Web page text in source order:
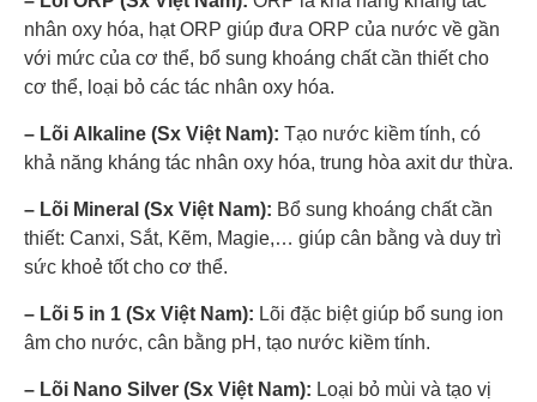
nhân oxy hóa, hạt ORP giúp đưa ORP của nước về gần
với mức của cơ thể, bổ sung khoáng chất cần thiết cho
cơ thể, loại bỏ các tác nhân oxy hóa.
– Lõi Alkaline (Sx Việt Nam): Tạo nước kiềm tính, có
khả năng kháng tác nhân oxy hóa, trung hòa axit dư thừa.
– Lõi Mineral (Sx Việt Nam): Bổ sung khoáng chất cần
thiết: Canxi, Sắt, Kẽm, Magie,… giúp cân bằng và duy trì
sức khoẻ tốt cho cơ thể.
– Lõi 5 in 1 (Sx Việt Nam): Lõi đặc biệt giúp bổ sung ion
âm cho nước, cân bằng pH, tạo nước kiềm tính.
– Lõi Nano Silver (Sx Việt Nam): Loại bỏ mùi và tạo vị